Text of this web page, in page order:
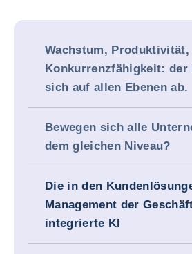
Wachstum, Produktivität,
Konkurrenzfähigkeit: der
sich auf allen Ebenen ab.
Bewegen sich alle
dem gleichen Niveau?
Die in den
Management der
integrierte KI